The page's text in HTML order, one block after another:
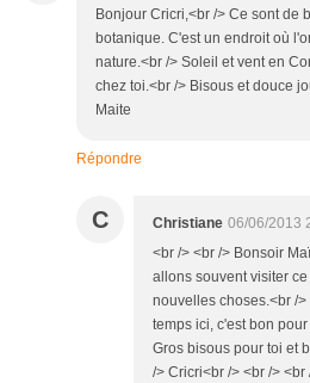
Bonjour Cricri,<br /> Ce sont de
botanique. C'est un endroit où
nature.<br /> Soleil et vent en
chez toi.<br /> Bisous et douce
Maite
Répondre
C Christiane 06/06/2013
<br /> <br /> Bonsoir
allons souvent visiter
nouvelles choses.<br />
temps ici, c'est bon
Gros bisous pour toi et
/> Cricri<br /> <br /> <br